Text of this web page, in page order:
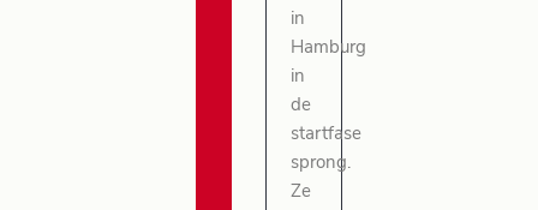
in
Hamburg
in
de
startfase
sprong.
Ze